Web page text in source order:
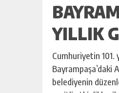
YILLIK
Cumhuriyetin 101.
Bayrampaşa’daki
belediyenin